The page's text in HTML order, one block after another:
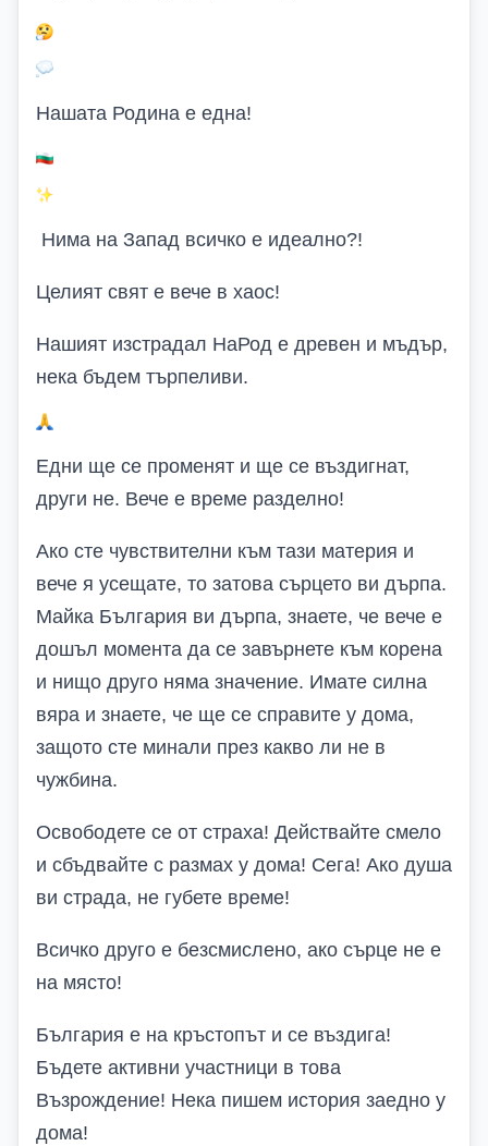
Нашата Родина е една!
Нима на Запад всичко е идеално?!
Целият свят е вече в хаос!
Нашият изстрадал НаРод е древен и мъдър,
нека бъдем търпеливи.
Едни ще се променят и ще се въздигнат,
други не. Вече е време разделно!
Ако сте чувствителни към тази материя и
вече я усещате, то затова сърцето ви дърпа.
Майка България ви дърпа, знаете, че вече е
дошъл момента да се завърнете към корена
и нищо друго няма значение. Имате силна
вяра и знаете, че ще се справите у дома,
защото сте минали през какво ли не в
чужбина.
Освободете се от страха! Действайте смело
и сбъдвайте с размах у дома! Сега! Ако душа
ви страда, не губете време!
Всичко друго е безсмислено, ако сърце не е
на място!
България е на кръстопът и се въздига!
Бъдете активни участници в това
Възрождение! Нека пишем история заедно у
дома!